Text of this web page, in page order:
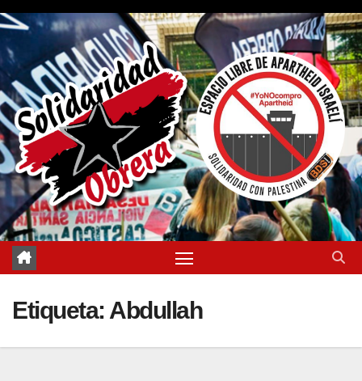
Saltar
contenido
Etiqueta: Abdullah